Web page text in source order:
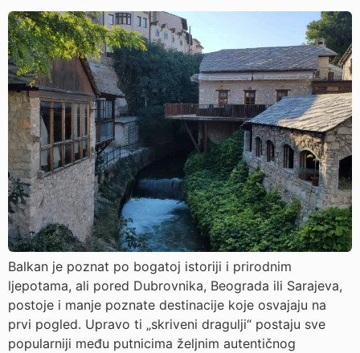
Balkan je poznat po bogatoj istoriji i prirodnim
ljepotama, ali pored Dubrovnika, Beograda ili Sarajeva,
postoje i manje poznate destinacije koje osvajaju na
prvi pogled. Upravo ti „skriveni dragulji“ postaju sve
popularniji među putnicima željnim autentičnog